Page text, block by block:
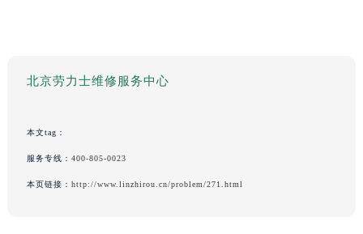
北京劳力士维修服务中心
本文tag：
服务专线： 400-805-0023
本页链接： http://www.linzhirou.cn/problem/271.html